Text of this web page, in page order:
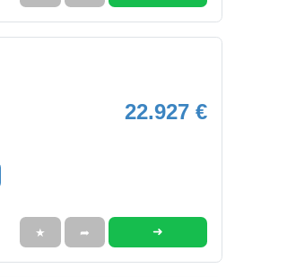
22.927 €
★ ➦ ➜